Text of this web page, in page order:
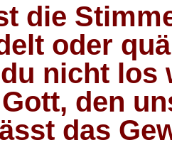
die
oder
nicht los
den
das